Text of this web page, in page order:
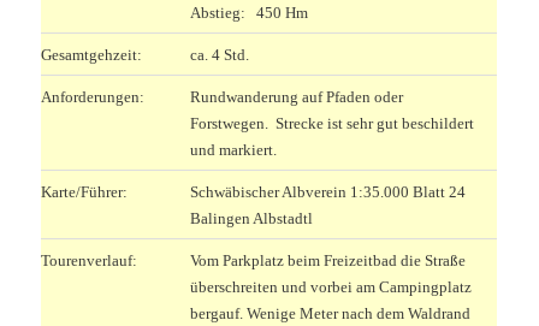
Abstieg: 450 Hm
Gesamtgehzeit: ca. 4 Std.
Anforderungen:
Rundwanderung auf Pfaden oder
Forstwegen. Strecke ist sehr gut beschildert
und markiert.
Karte/Führer:
Schwäbischer Albverein 1:35.000 Blatt 24
Balingen Albstadtl
Tourenverlauf:
Vom Parkplatz beim Freizeitbad die Straße
überschreiten und vorbei am Campingplatz
bergauf. Wenige Meter nach dem Waldrand